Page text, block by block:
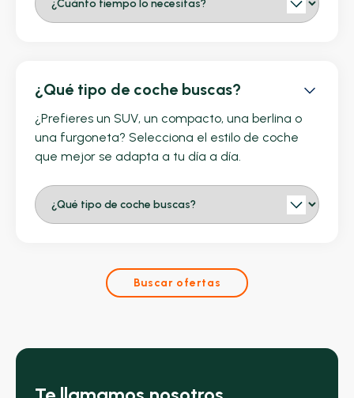
¿Qué tipo de coche buscas?
¿Prefieres un SUV, un compacto, una berlina o
una furgoneta? Selecciona el estilo de coche
que mejor se adapta a tu día a día.
Buscar ofertas